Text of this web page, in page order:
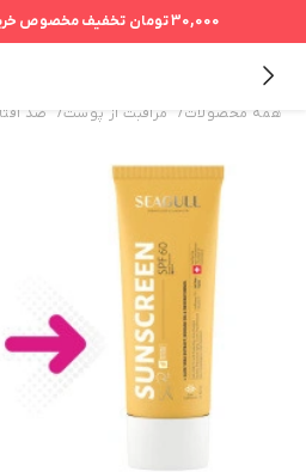
30,000 تومان تخفیف مخصوص
همه محصولات/ مراقبت از پوست/ ضد